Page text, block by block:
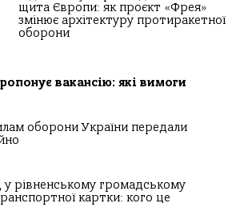
щита Європи: як проєкт «Фрея»
змінює архітектуру протиракетної
оборони
вакансію: які вимоги
оборони України передали
у рівненському громадському
картки: кого це